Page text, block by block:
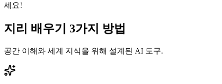
세요!
지리 배우기 3가지 방법
공간 이해와 세계 지식을 위해 설계된 AI 도구.